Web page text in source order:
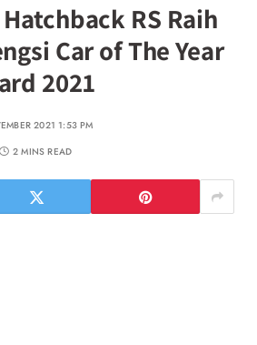
RS Raih
Car of The Year
2021
2021 1:53 PM
2 MINS READ